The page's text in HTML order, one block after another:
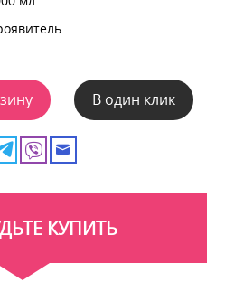
В один клик
КУПИТЬ